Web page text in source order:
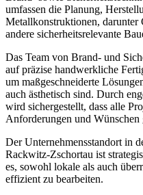
umfassen die Planung,
Metallkonstruktionen, darunter
andere sicherheitsrelevante
Das Team von Brand- und
auf präzise handwerkliche
um maßgeschneiderte
auch ästhetisch sind. Durch
wird sichergestellt, dass alle
Anforderungen und Wünschen
Der Unternehmensstandort in
Rackwitz-Zschortau ist
es, sowohl lokale als auch
effizient zu bearbeiten.